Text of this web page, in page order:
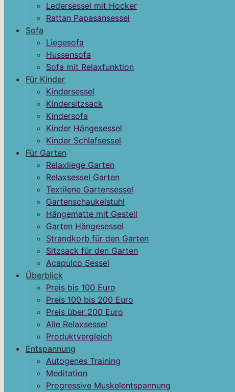
Ledersessel mit Hocker
Rattan Papasansessel
Sofa
Liegesofa
Hussensofa
Sofa mit Relaxfunktion
Für Kinder
Kindersessel
Kindersitzsack
Kindersofa
Kinder Hängesessel
Kinder Schlafsessel
Für Garten
Relaxliege Garten
Relaxsessel Garten
Textilene Gartensessel
Gartenschaukelstuhl
Hängematte mit Gestell
Garten Hängesessel
Strandkorb für den Garten
Sitzsack für den Garten
Acapulco Sessel
Überblick
Preis bis 100 Euro
Preis 100 bis 200 Euro
Preis über 200 Euro
Alle Relaxsessel
Produktvergleich
Entspannung
Autogenes Training
Meditation
Progressive Muskelentspannung